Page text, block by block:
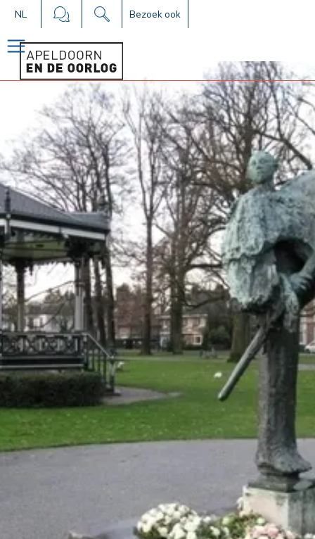
NL Bezoek ook